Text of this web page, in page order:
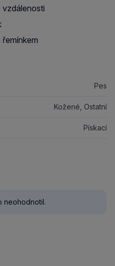
vzdálenosti
Pes
Kožené, Ostatní
Pískací
neohodnotil.